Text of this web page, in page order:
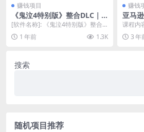
赚钱项目
《鬼泣4特别版》整合DLC｜
维吉尔翠西全解锁，PC独占无
双模式
[软件名称]: 《鬼泣4特别版》整合D
LC [软件大小]: 17.4 GB [下...
1 年前 1.3K
赚钱
亚马
10分
实战
课程内
广告底
能一通
3 年
搜索
随机项目推荐